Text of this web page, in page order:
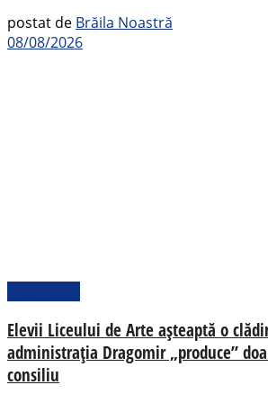
postat de Brăila Noastră
08/08/2026
Elevii Liceului de Arte așteaptă o
administrația Dragomir „produce”
consiliu